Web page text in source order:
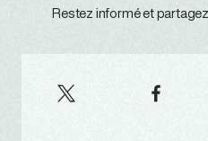
Restez informé et